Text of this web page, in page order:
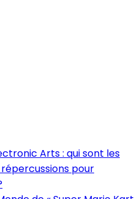
Arts : qui sont les
pour